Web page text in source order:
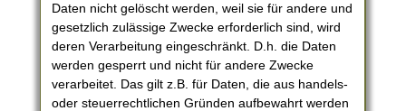
Daten nicht gelöscht werden, weil sie für andere und
gesetzlich zulässige Zwecke erforderlich sind, wird
deren Verarbeitung eingeschränkt. D.h. die Daten
werden gesperrt und nicht für andere Zwecke
verarbeitet. Das gilt z.B. für Daten, die aus handels-
oder steuerrechtlichen Gründen aufbewahrt werden